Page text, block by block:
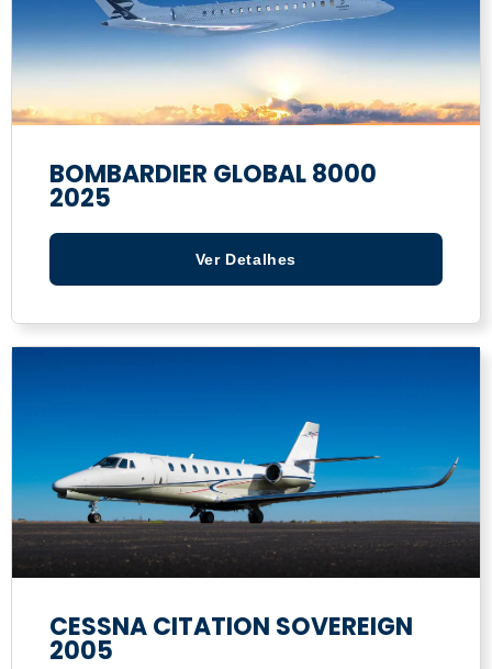
BOMBARDIER GLOBAL 8000
2025
Ver Detalhes
CESSNA CITATION SOVEREIGN
2005